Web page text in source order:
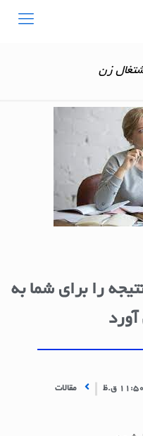
زن
را برای شما به
آورد
11:50 ق.ظ مقالات